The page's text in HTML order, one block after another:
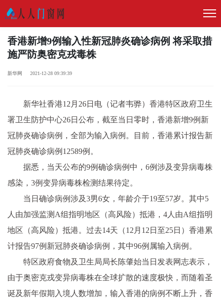
香港新增9例输入性新冠肺炎确诊病例 将采取措
施严防奥密克戎毒株
新华网 2021-12-28 09:39:39
新华社香港12月26日电（记者韦骅）香港特区政府卫生
署卫生防护中心26日公布，截至当日零时，香港新增9例新
冠肺炎确诊病例，全部为输入病例。目前，香港累计报告新
冠肺炎确诊病例12589例。
据悉，当天公布的9例确诊病例中，6例涉及变异病毒株
感染，3例变异病毒株检测结果待定。
当日确诊病例涉及3男6女，年龄介于19至57岁。其中5
人由加强监测A组指明地区（高风险）抵港，4人由A组指明
地区（高风险）抵港。过去14天（12月12日至25日）香港累
计报告97例新冠肺炎确诊病例，其中96例属输入病例。
特区政府食物及卫生局局长陈肇始当日发表网志表示，
由于奥密克戎变异病毒株在全球扩散的速度极快，而随着圣
诞及新年假期入境人数增加，输入香港的病例不断上升，香